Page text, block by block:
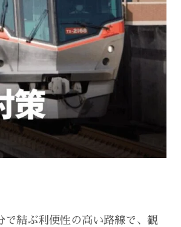
で結ぶ利便性の高い路線で、観